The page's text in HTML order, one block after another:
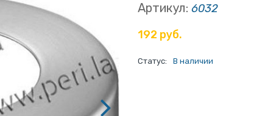
Артикул: 6032
192 руб.
Статус: В наличии